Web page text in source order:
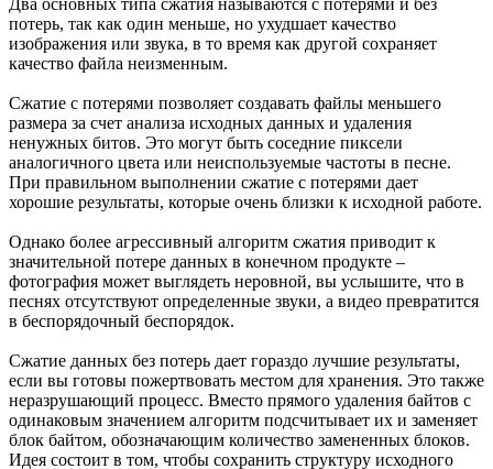
потерь, так как один меньше, но ухудшает качество
изображения или звука, в то время как другой сохраняет
качество файла неизменным.
Сжатие с потерями позволяет создавать файлы меньшего
размера за счет анализа исходных данных и удаления
ненужных битов. Это могут быть соседние пиксели
аналогичного цвета или неиспользуемые частоты в песне.
При правильном выполнении сжатие с потерями дает
хорошие результаты, которые очень близки к исходной работе.
Однако более агрессивный алгоритм сжатия приводит к
значительной потере данных в конечном продукте –
фотография может выглядеть неровной, вы услышите, что в
песнях отсутствуют определенные звуки, а видео превратится
в беспорядочный беспорядок.
Сжатие данных без потерь дает гораздо лучшие результаты,
если вы готовы пожертвовать местом для хранения. Это также
неразрушающий процесс. Вместо прямого удаления байтов с
одинаковым значением алгоритм подсчитывает их и заменяет
блок байтом, обозначающим количество замененных блоков.
Идея состоит в том, чтобы сохранить структуру исходного